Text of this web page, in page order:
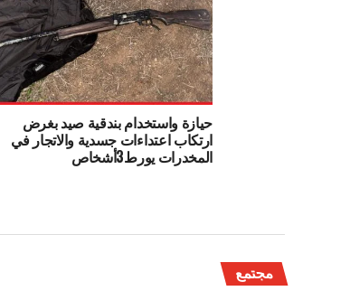
حيازة واستخدام بندقية صيد بغرض
ارتكاب اعتداءات جسدية والاتجار في
المخدرات يورط3أشخاص
مجتمع